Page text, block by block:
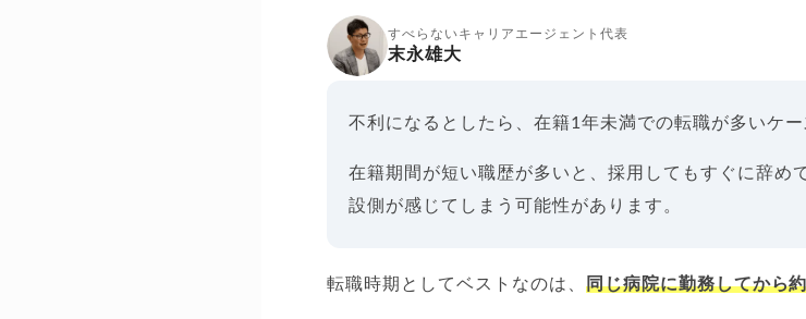
すべらないキャリアエージェント代表
末永雄大
不利になるとしたら、在籍1年未満での転職が多いケー
在籍期間が短い職歴が多いと、採用してもすぐに辞め
設側が感じてしまう可能性があります。
転職時期としてベストなのは、 同じ病院に勤務してから